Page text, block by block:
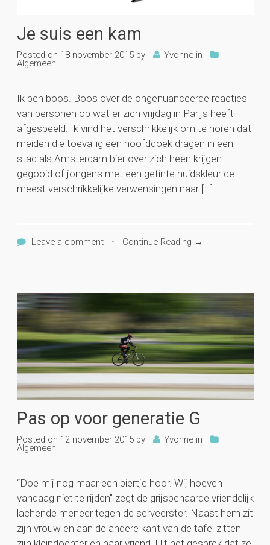
Je suis een kam
Posted on 18 november 2015 by Yvonne in
Algemeen
Ik ben boos. Boos over de ongenuanceerde reacties
van personen op wat er zich vrijdag in Parijs heeft
afgespeeld. Ik vind het verschrikkelijk om te horen dat
meiden die toevallig een hoofddoek dragen in een
stad als Amsterdam bier over zich heen krijgen
gegooid of jongens met een getinte huidskleur de
meest verschrikkelijke verwensingen naar […]
Leave a comment • Continue Reading →
Pas op voor generatie G
Posted on 12 november 2015 by Yvonne in
Algemeen
“Doe mij nog maar een biertje hoor. Wij hoeven
vandaag niet te rijden” zegt de grijsbehaarde vriendelijk
lachende meneer tegen de serveerster. Naast hem zit
zijn vrouw en aan de andere kant van de tafel zitten